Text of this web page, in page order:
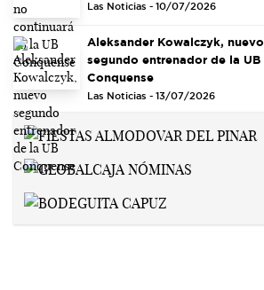
Las Noticias - 10/07/2026
Aleksander Kowalczyk, nuevo
segundo entrenador de la UB
Conquense
Las Noticias - 13/07/2026